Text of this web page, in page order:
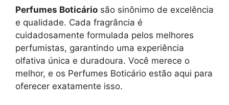
Perfumes Boticário são sinônimo de excelência
e qualidade. Cada fragrância é
cuidadosamente formulada pelos melhores
perfumistas, garantindo uma experiência
olfativa única e duradoura. Você merece o
melhor, e os Perfumes Boticário estão aqui para
oferecer exatamente isso.